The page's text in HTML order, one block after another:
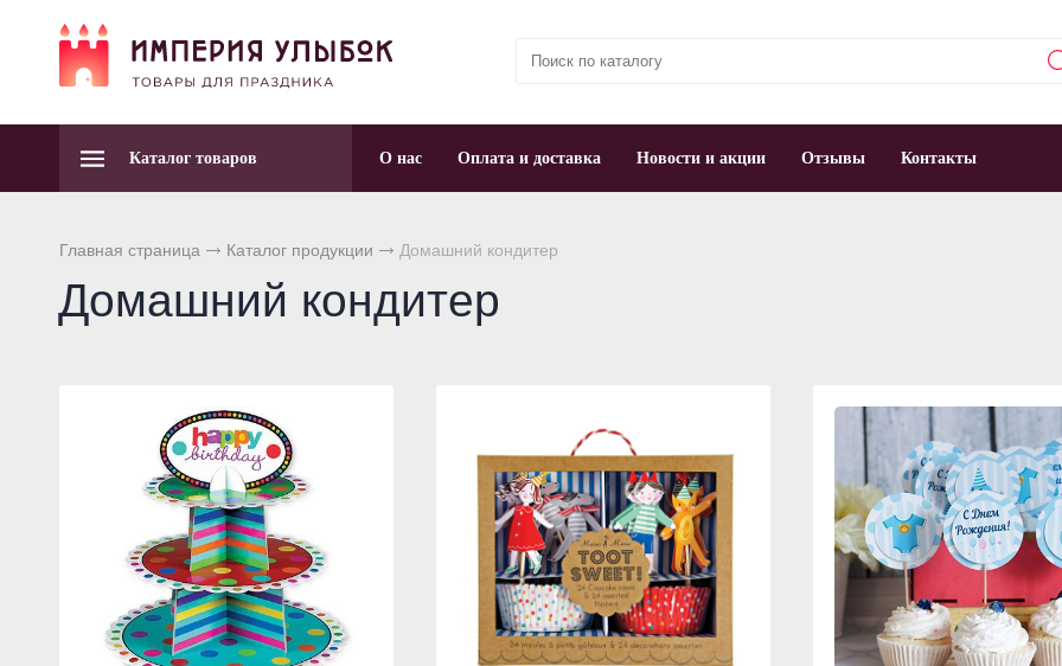
Каталог товаров О нас Оплата и доставка Новости и акции Отзывы Контакты
Главная страница Каталог продукции Домашний кондитер
Домашний кондитер